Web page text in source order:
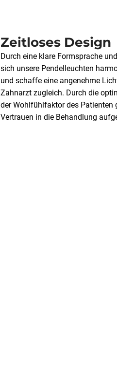
Zeitloses Design
Durch eine klare Formsprache
sich unsere Pendelleuchten
und schaffe eine angenehme
Zahnarzt zugleich. Durch die
der Wohlfühlfaktor des Patienten
Vertrauen in die Behandlung